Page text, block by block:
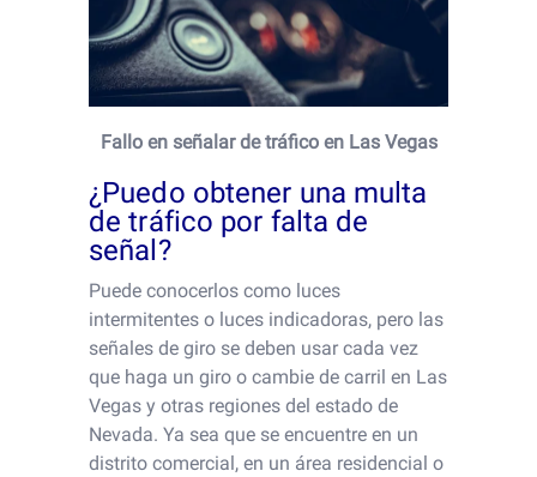
Fallo en señalar de tráfico en Las Vegas
¿Puedo obtener una multa
de tráfico por falta de
señal?
Puede conocerlos como luces
intermitentes o luces indicadoras, pero las
señales de giro se deben usar cada vez
que haga un giro o cambie de carril en Las
Vegas y otras regiones del estado de
Nevada. Ya sea que se encuentre en un
distrito comercial, en un área residencial o